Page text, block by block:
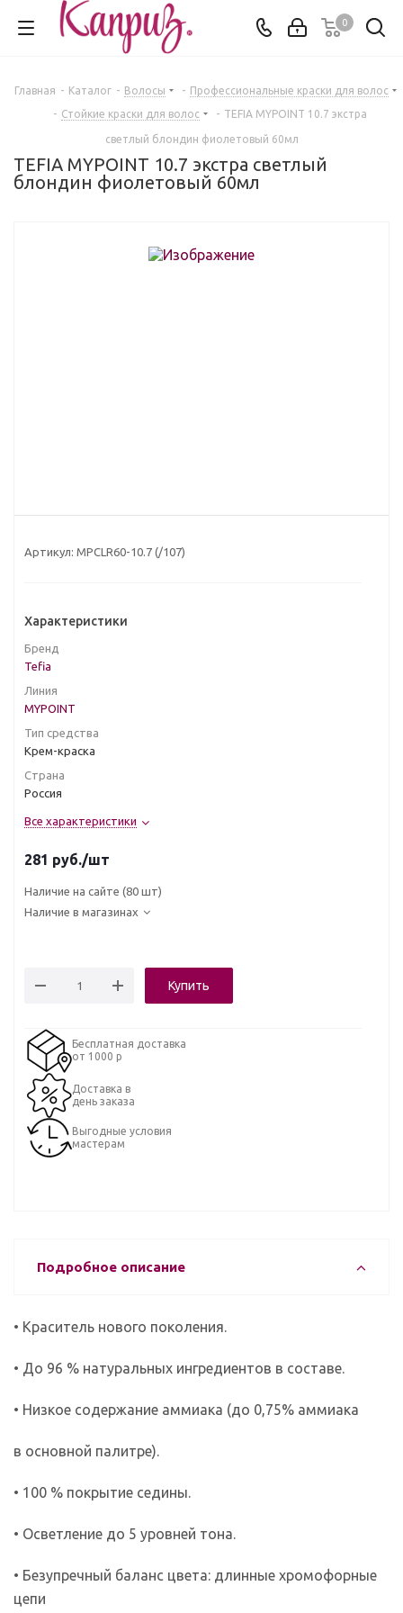
0
Главная - Каталог - Волосы - Профессиональные краски для волос
- Стойкие краски для волос - TEFIA MYPOINT 10.7 экстра
светлый блондин фиолетовый 60мл
TEFIA MYPOINT 10.7 экстра светлый
блондин фиолетовый 60мл
Артикул: MPCLR60-10.7 (/107)
Характеристики
Бренд
Tefia
Линия
MYPOINT
Тип средства
Крем-краска
Страна
Россия
Все характеристики
281 руб./шт
Наличие на сайте (80 шт)
Наличие в магазинах
Купить
Бесплатная доставка
от 1000 р
Доставка в
день заказа
Выгодные условия
мастерам
Подробное описание
• Краситель нового поколения.
• До 96 % натуральных ингредиентов в составе.
• Низкое содержание аммиака (до 0,75% аммиака
в основной палитре).
• 100 % покрытие седины.
• Осветление до 5 уровней тона.
• Безупречный баланс цвета: длинные хромофорные
цепи